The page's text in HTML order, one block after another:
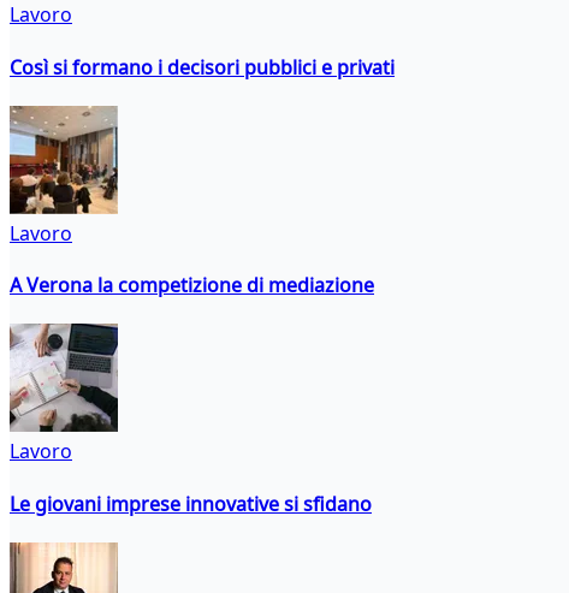
Lavoro
Così si formano i decisori pubblici e privati
Lavoro
A Verona la competizione di mediazione
Lavoro
Le giovani imprese innovative si sfidano